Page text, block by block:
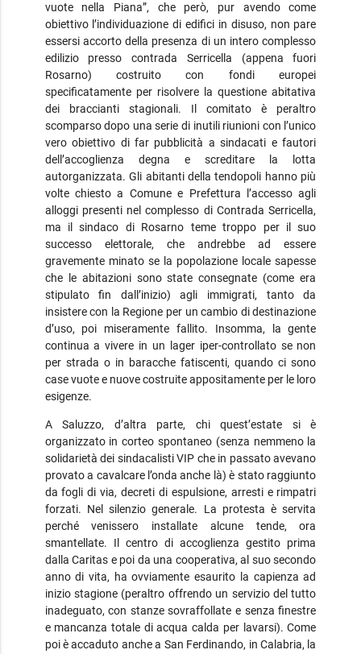
vuote nella Piana”, che però, pur avendo come
obiettivo l’individuazione di edifici in disuso, non pare
essersi accorto della presenza di un intero complesso
edilizio presso contrada Serricella (appena fuori
Rosarno) costruito con fondi europei
specificatamente per risolvere la questione abitativa
dei braccianti stagionali. Il comitato è peraltro
scomparso dopo una serie di inutili riunioni con l’unico
vero obiettivo di far pubblicità a sindacati e fautori
dell’accoglienza degna e screditare la lotta
autorganizzata. Gli abitanti della tendopoli hanno più
volte chiesto a Comune e Prefettura l’accesso agli
alloggi presenti nel complesso di Contrada Serricella,
ma il sindaco di Rosarno teme troppo per il suo
successo elettorale, che andrebbe ad essere
gravemente minato se la popolazione locale sapesse
che le abitazioni sono state consegnate (come era
stipulato fin dall’inizio) agli immigrati, tanto da
insistere con la Regione per un cambio di destinazione
d’uso, poi miseramente fallito. Insomma, la gente
continua a vivere in un lager iper-controllato se non
per strada o in baracche fatiscenti, quando ci sono
case vuote e nuove costruite appositamente per le loro
esigenze.
A Saluzzo, d’altra parte, chi quest’estate si è
organizzato in corteo spontaneo (senza nemmeno la
solidarietà dei sindacalisti VIP che in passato avevano
provato a cavalcare l’onda anche là) è stato raggiunto
da fogli di via, decreti di espulsione, arresti e rimpatri
forzati. Nel silenzio generale. La protesta è servita
perché venissero installate alcune tende, ora
smantellate. Il centro di accoglienza gestito prima
dalla Caritas e poi da una cooperativa, al suo secondo
anno di vita, ha ovviamente esaurito la capienza ad
inizio stagione (peraltro offrendo un servizio del tutto
inadeguato, con stanze sovraffollate e senza finestre
e mancanza totale di acqua calda per lavarsi). Come
poi è accaduto anche a San Ferdinando, in Calabria, la